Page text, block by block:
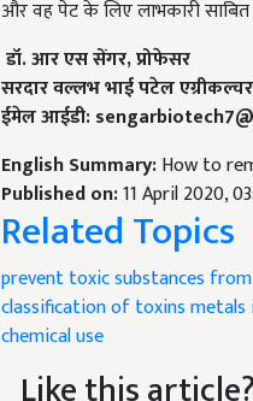
सरदार वल्लभ भाई पटेल एग्रीकल्चर
ईमेल आईडी:
English Summary:
How to
Published on:11 April 2020,
Related Topics
prevent toxic substances from
classification of toxinsmetals
chemical use
Like this article?